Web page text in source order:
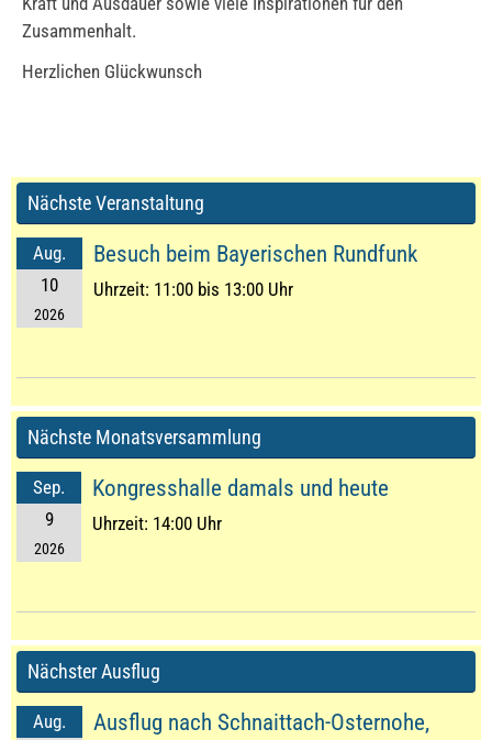
Zusammenhalt.
Herzlichen Glückwunsch
Nächste Veranstaltung
Aug.
10
2026
Besuch beim Bayerischen Rundfunk
Uhrzeit: 11:00 bis 13:00 Uhr
Nächste Monatsversammlung
Sep.
9
2026
Kongresshalle damals und heute
Uhrzeit: 14:00 Uhr
Nächster Ausflug
Aug.
Ausflug nach Schnaittach-Osternohe,